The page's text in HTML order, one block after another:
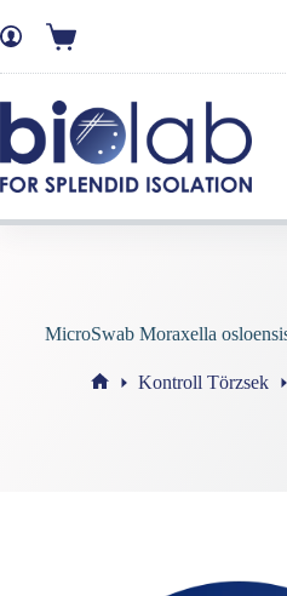
MicroSwab Moraxella
Kontroll Törzsek